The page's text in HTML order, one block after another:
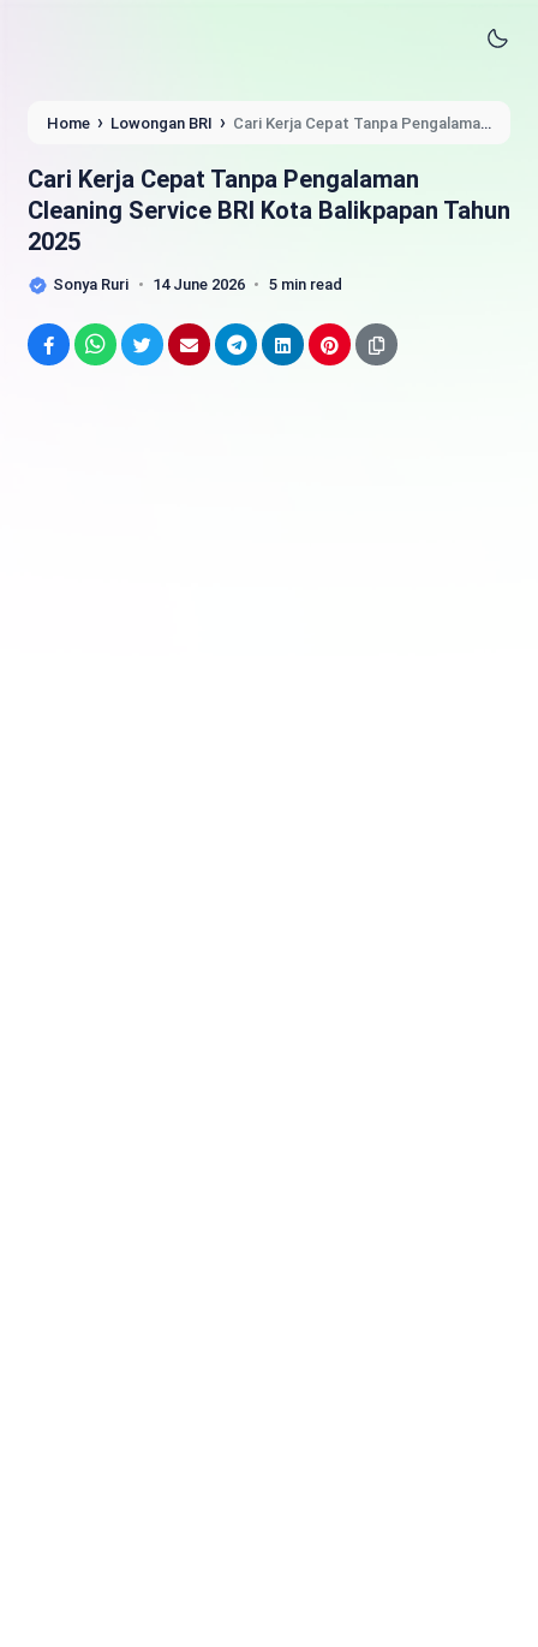
Home › Lowongan BRI › Cari Kerja Cepat Tanpa Pengalaman
Cari Kerja Cepat Tanpa Pengalaman
Cleaning Service BRI Kota Balikpapan Tahun
2025
Sonya Ruri 14 June 2026 5 min read